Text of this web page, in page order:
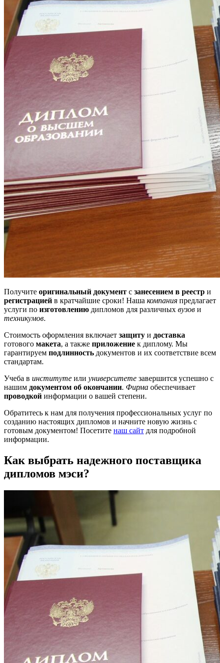
Получите оригинальный документ с занесением в реестр и
регистрацией в кратчайшие сроки! Наша компания предлагает
услуги по изготовлению дипломов для различных вузов и
техникумов.
Стоимость оформления включает защиту и доставка
готового макета, а также приложение к диплому. Мы
гарантируем подлинность документов и их соответствие всем
стандартам.
Учеба в институте или университете завершится успешно с
нашим документом об окончании. Фирма обеспечивает
проводкой информации о вашей степени.
Обратитесь к нам для получения профессиональных услуг по
созданию настоящих дипломов и начните новую жизнь с
готовым документом! Посетите наш сайт для подробной
информации.
Как выбрать надежного поставщика
дипломов мэси?